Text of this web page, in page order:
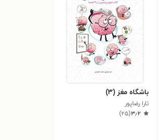
باشگاه مغز (۳)
تارا رضاپور
۳٫۲(۲۵)